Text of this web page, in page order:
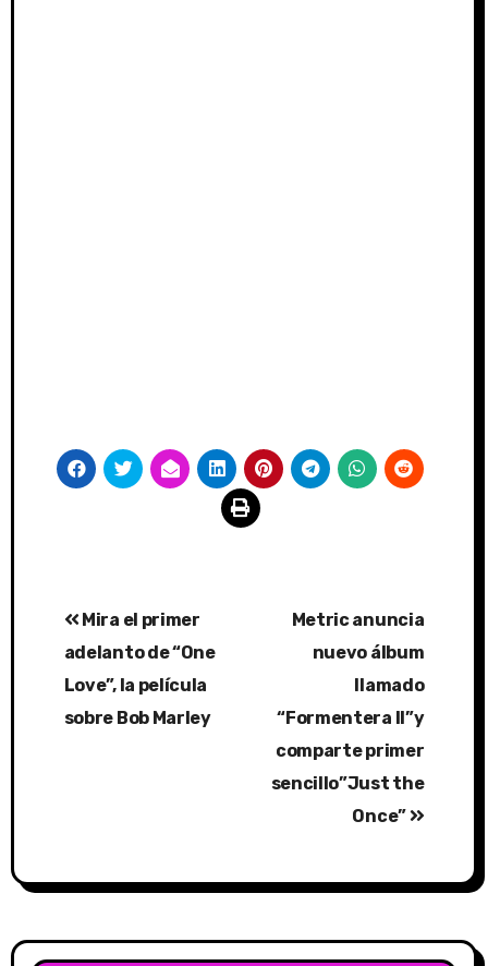
navigation
Mira el primer
adelanto de “One
Love”, la película
sobre Bob Marley
Metric anuncia
nuevo álbum
llamado
“Formentera II”y
comparte primer
sencillo”Just the
Once”